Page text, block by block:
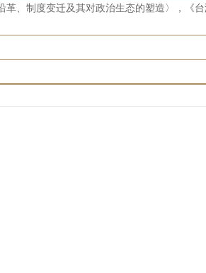
革、制度变迁及其对政治生态的塑造〉，《